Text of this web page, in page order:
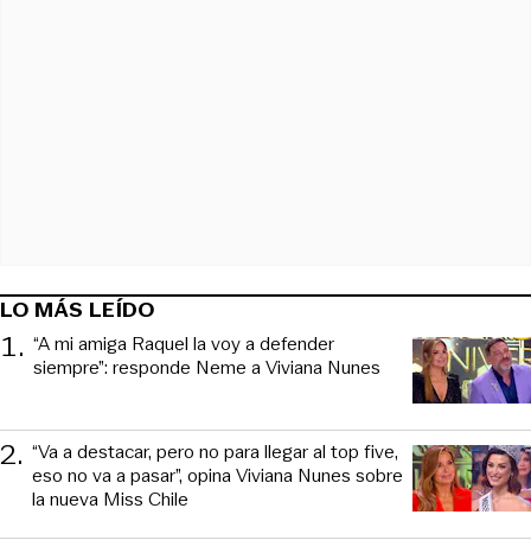
LO MÁS LEÍDO
1. “A mi amiga Raquel la voy a defender
siempre”: responde Neme a Viviana Nunes
2. “Va a destacar, pero no para llegar al top five,
eso no va a pasar”, opina Viviana Nunes sobre
la nueva Miss Chile